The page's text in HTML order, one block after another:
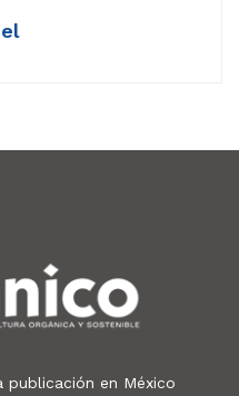
publicación en México